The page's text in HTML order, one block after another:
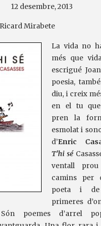
12 desembre, 2013
Mirabete
La vida no
més que
escrigué
poesia,
diu, i creix
en el tu
pren la
esmolat i
d’Enric
T’hi sé
ventall
camins per
poeta i
primeres
Són poemes d’arrel